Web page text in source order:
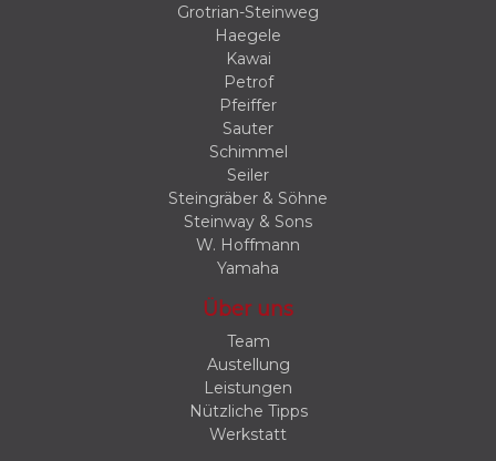
Grotrian-Steinweg
Haegele
Kawai
Petrof
Pfeiffer
Sauter
Schimmel
Seiler
Steingräber & Söhne
Steinway & Sons
W. Hoffmann
Yamaha
Über uns
Team
Austellung
Leistungen
Nützliche Tipps
Werkstatt